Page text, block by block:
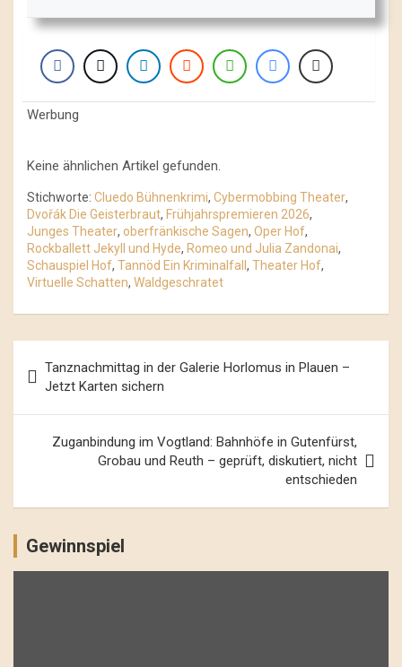
Werbung
Keine ähnlichen Artikel gefunden.
Stichworte: Cluedo Bühnenkrimi, Cybermobbing Theater,
Dvořák Die Geisterbraut, Frühjahrspremieren 2026,
Junges Theater, oberfränkische Sagen, Oper Hof,
Rockballett Jekyll und Hyde, Romeo und Julia Zandonai,
Schauspiel Hof, Tannöd Ein Kriminalfall , Theater Hof,
Virtuelle Schatten, Waldgeschratet
Navigation
Tanznachmittag in der Galerie Horlomus in Plauen –
Jetzt Karten sichern
Zuganbindung im Vogtland: Bahnhöfe in Gutenfürst,
Grobau und Reuth – geprüft, diskutiert, nicht
entschieden
Gewinnspiel